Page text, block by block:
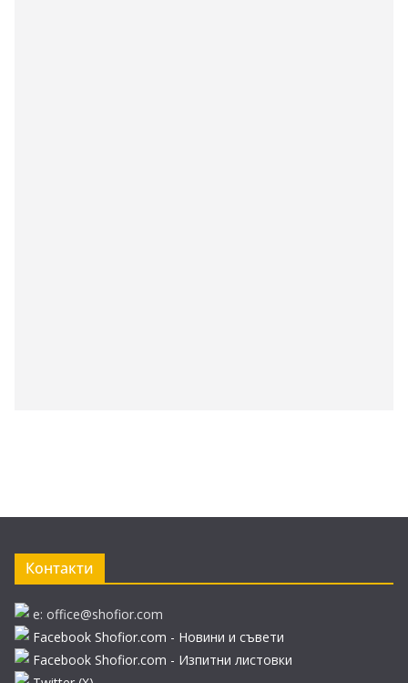
Контакти
e: office@shofior.com
Facebook Shofior.com - Новини и съвети
Facebook Shofior.com - Изпитни листовки